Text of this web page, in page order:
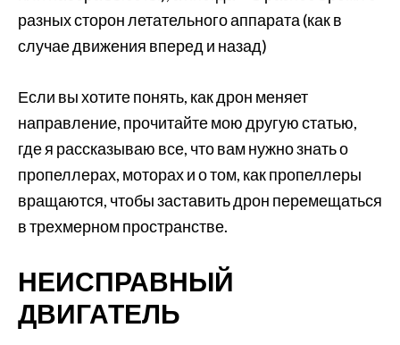
разных сторон летательного аппарата (как в
случае движения вперед и назад)
Если вы хотите понять, как дрон меняет
направление, прочитайте мою другую статью,
где я рассказываю все, что вам нужно знать о
пропеллерах, моторах и о том, как пропеллеры
вращаются, чтобы заставить дрон перемещаться
в трехмерном пространстве.
НЕИСПРАВНЫЙ
ДВИГАТЕЛЬ